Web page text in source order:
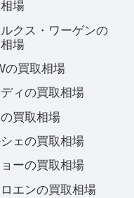
場
クス・ワーゲンの
場
の買取相場
ィの買取相場
の買取相場
ェの買取相場
ーの買取相場
エンの買取相場